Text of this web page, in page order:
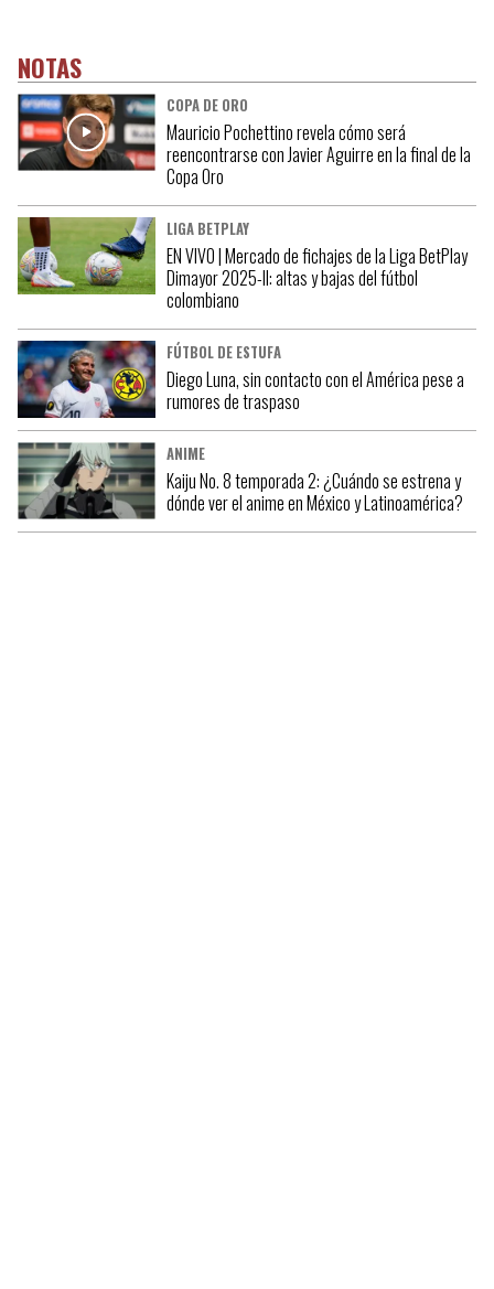
NOTAS
COPA DE ORO
Mauricio Pochettino revela cómo será
reencontrarse con Javier Aguirre en la final de la
Copa Oro
LIGA BETPLAY
EN VIVO | Mercado de fichajes de la Liga BetPlay
Dimayor 2025-II: altas y bajas del fútbol
colombiano
FÚTBOL DE ESTUFA
Diego Luna, sin contacto con el América pese a
rumores de traspaso
ANIME
Kaiju No. 8 temporada 2: ¿Cuándo se estrena y
dónde ver el anime en México y Latinoamérica?